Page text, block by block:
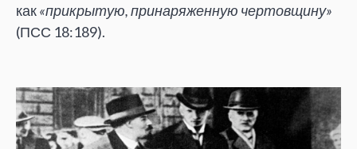
как«прикрытую, принаряженную чертовщину»
(ПСС 18:189).